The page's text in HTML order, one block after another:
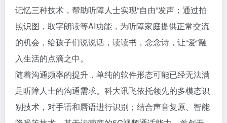
记忆三种技术，帮助听障人士实现“自由”发声；通过拍
照识图，取字朗读等AI功能，为听障家庭提供正常交流
的机会，给孩子们说说话，读读书，念念诗，让“爱”融
入生活的点滴之中。
随着沟通频率的提升，单纯的软件形态可能已经无法满
足听障人士的沟通需求。科大讯飞依托领先的多模态识
别技术，对手语和唇语进行识别；结合声音复原、智能